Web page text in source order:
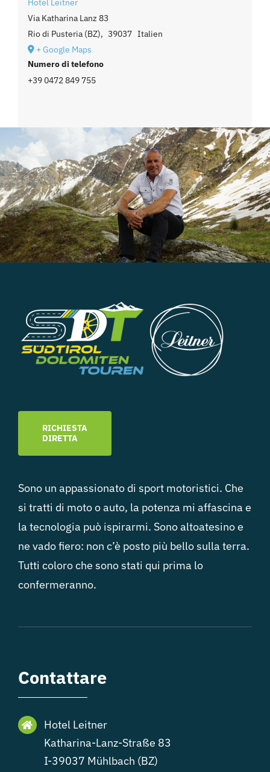
Hotel Leitner
Via Katharina Lanz 83
Rio di Pusteria (BZ), 39037 Italien
+ Google Maps
Numero di telefono
+39 0472 849 755
RICHIESTA
DIRETTA
Sono un appassionato di sport motoristici. Che
si tratti di moto o auto, la potenza mi affascina e
la tecnologia può ispirarmi. Sono altoatesino e
ne vado fiero: non c’è posto più bello sulla terra.
Tutti coloro che sono stati qui prima lo
confermeranno.
Contattare
Hotel Leitner
Katharina-Lanz-Straße 83
I-39037 Mühlbach (BZ)